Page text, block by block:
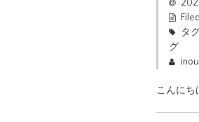
タ
グ
こんにち